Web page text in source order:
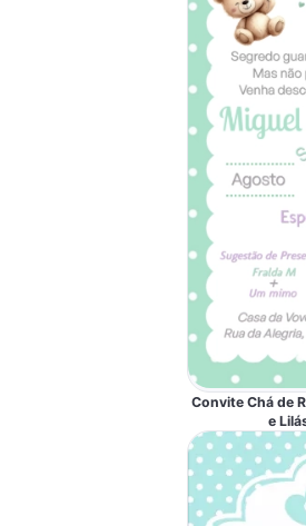
Convite Chá de
e